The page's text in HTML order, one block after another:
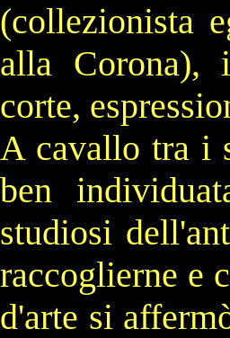
(collezionista
alla Corona),
corte,
A cavallo tra i
ben
studiosi
raccoglierne e
d'arte si